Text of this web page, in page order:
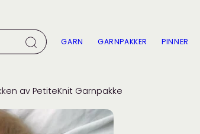
GARN GARNPAKKER PINNER
av PetiteKnit Garnpakke